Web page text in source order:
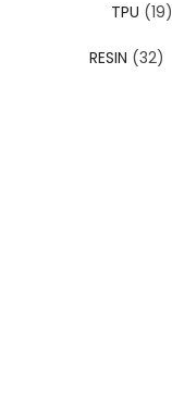
TPU (19)
RESIN (32)